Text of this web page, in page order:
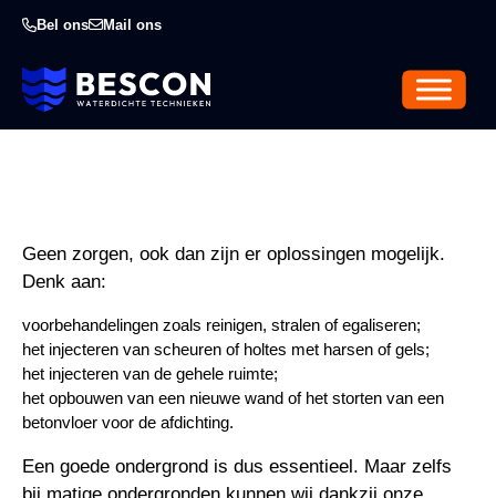
Bel ons Mail ons
Geen zorgen, ook dan zijn er oplossingen mogelijk.
Denk aan:
voorbehandelingen zoals reinigen, stralen of egaliseren;
het injecteren van scheuren of holtes met harsen of gels;
het injecteren van de gehele ruimte;
het opbouwen van een nieuwe wand of het storten van een
betonvloer voor de afdichting.
Een goede ondergrond is dus essentieel. Maar zelfs